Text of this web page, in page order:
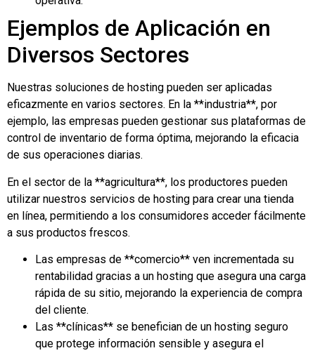
Ejemplos de Aplicación en
Diversos Sectores
Nuestras soluciones de hosting pueden ser aplicadas
eficazmente en varios sectores. En la **industria**, por
ejemplo, las empresas pueden gestionar sus plataformas de
control de inventario de forma óptima, mejorando la eficacia
de sus operaciones diarias.
En el sector de la **agricultura**, los productores pueden
utilizar nuestros servicios de hosting para crear una tienda
en línea, permitiendo a los consumidores acceder fácilmente
a sus productos frescos.
Las empresas de **comercio** ven incrementada su
rentabilidad gracias a un hosting que asegura una carga
rápida de su sitio, mejorando la experiencia de compra
del cliente.
Las **clínicas** se benefician de un hosting seguro
que protege información sensible y asegura el